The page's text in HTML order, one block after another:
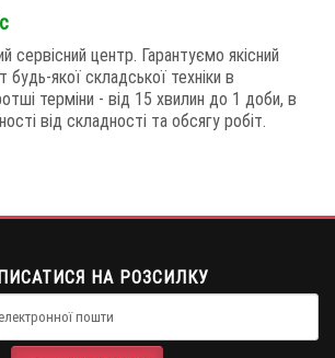
сервісний центр. Гарантуємо якісний
будь-якої складської техніки в
терміни - від 15 хвилин до 1 доби, в
від складності та обсягу робіт.
НА РОЗСИЛКУ